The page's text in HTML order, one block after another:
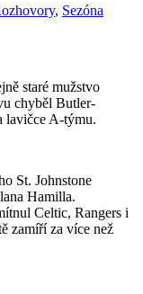
, Sezóna
staré mužstvo
chyběl Butler-
lavičce A-týmu.
St. Johnstone
Hamilla.
Celtic, Rangers i
zamíří za více než